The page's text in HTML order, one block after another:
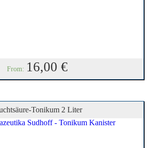
From: 16,00 €
Tonikum 2 Liter